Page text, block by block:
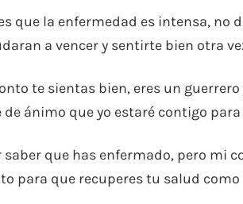
que la enfermedad es intensa, no
a vencer y sentirte bien otra
te sientas bien, eres un
ánimo que yo estaré contigo para
que has enfermado, pero mi
para que recuperes tu salud como